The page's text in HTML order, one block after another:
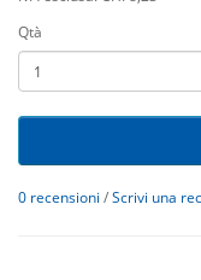
Qtà
0 recensioni /Scrivi una